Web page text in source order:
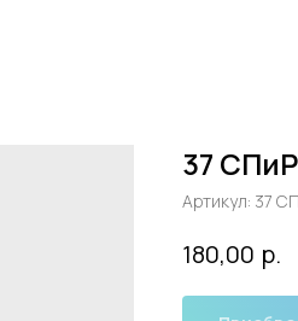
37
Артикул: 37
180,00 р.